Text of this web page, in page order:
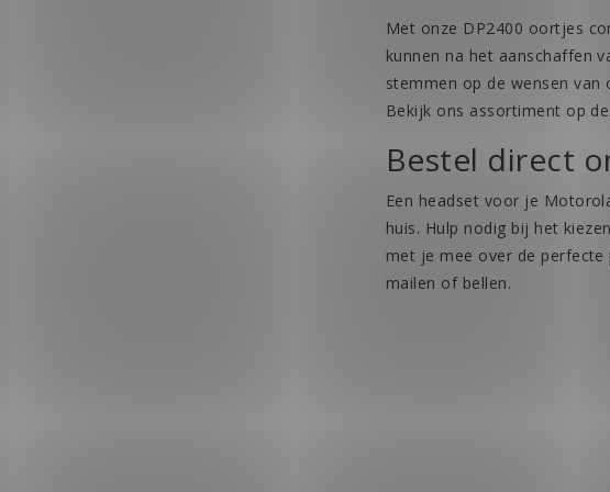
Met onze DP2400 oortjes
kunnen na het aanschaffen
stemmen op de wensen
Bekijk ons assortiment op
Bestel direct
Een headset voor je
huis. Hulp nodig bij het
met je mee over de
mailen of bellen.